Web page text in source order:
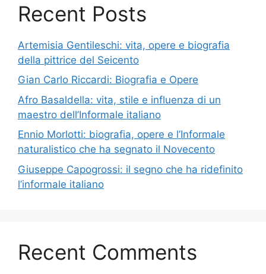
Recent Posts
Artemisia Gentileschi: vita, opere e biografia
della pittrice del Seicento
Gian Carlo Riccardi: Biografia e Opere
Afro Basaldella: vita, stile e influenza di un
maestro dell’Informale italiano
Ennio Morlotti: biografia, opere e l’Informale
naturalistico che ha segnato il Novecento
Giuseppe Capogrossi: il segno che ha ridefinito
l’informale italiano
Recent Comments